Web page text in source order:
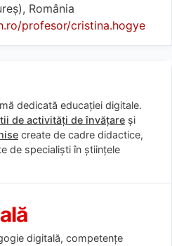
România
profesor/cristina.hogye
dedicată educației digitale.
de activități de învățare și
create de cadre didactice,
de specialiști în științele
digitală, competențe